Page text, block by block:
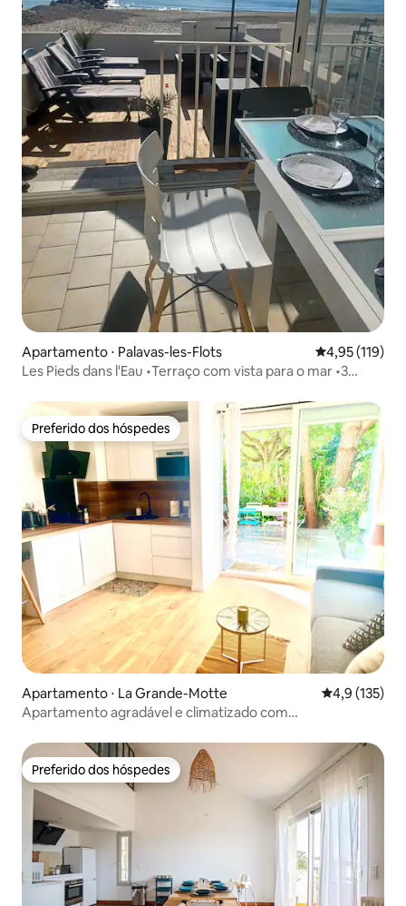
Apartamento ⋅ Palavas-les-Flots 4,95 de uma
4,95 (119)
Les Pieds dans l'Eau •Terraço com vista para o mar •3
Preferido dos hóspedes
Preferido dos hóspedes
Apartamento ⋅ La Grande-Motte 4,9 de uma
4,9 (135)
Apartamento agradável e climatizado com
Preferido dos hóspedes
Preferido dos hóspedes